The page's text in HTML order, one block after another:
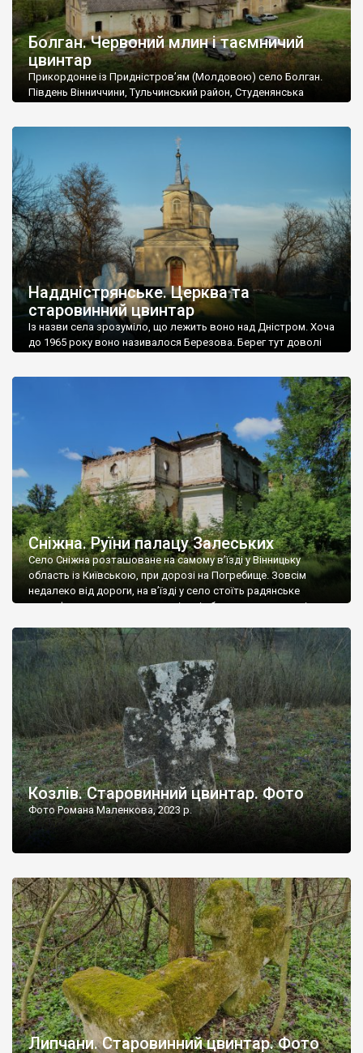
Болган. Червоний млин і таємничий
цвинтар
Прикордонне із Придністров’ям (Молдовою) село Болган.
Південь Вінниччини, Тульчинський район, Студенянська
старовинний цвинтар із кам’яними хрестами. Всі епітафії, які
збереглися, написані кирилицею, церковнослов’янською
мовою. За всіма традиційними ознаками – цвинтар
український. Хрести датуються 19 століттям. У 1924-1940
роках Болган […]
Наддністрянське. Церква та
старовинний цвинтар
Із назви села зрозуміло, що лежить воно над Дністром. Хоча
до 1965 року воно називалося Березова. Берег тут доволі
Наддністрянське відрізняється від більшості навколишніх
сіл. У селі є мурована Михайлівська церква. Точної дати […]
Сніжна. Руїни палацу Залеських
Село Сніжна розташоване на самому в’їзді у Вінницьку
область із Київською, при дорозі на Погребище. Зовсім
недалеко від дороги, на в’їзді у село стоїть радянське
рельєфне пано, яке показує жінку і яблуню, а трохи далі, десь
не видно, але видно дві стареньких колії у траві – […]
Козлів. Старовинний цвинтар. Фото
Фото Романа Маленкова, 2023 р.
Липчани. Старовинний цвинтар. Фото